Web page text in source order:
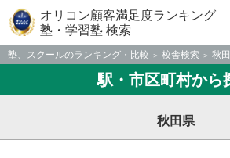
オリコン顧客満足度ランキング
塾・学習塾 検索
塾、スクールのランキング・比較 校舎検索 秋
駅・市区町村から
秋田県